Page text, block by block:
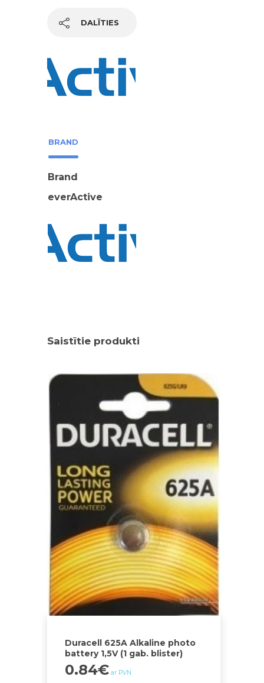
DALĪTIES
BRAND
Brand
everActive
Saistītie produkti
Duracell 625A Alkaline photo
battery 1,5V (1 gab. blister)
0.84€ ar PVN